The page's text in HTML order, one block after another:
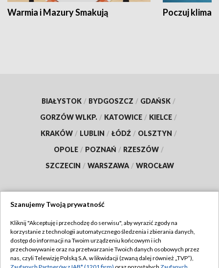
Warmia i Mazury Smakują Poczuj klimat
BIAŁYSTOK / BYDGOSZCZ / GDAŃSK /
GORZÓW WLKP. / KATOWICE / KIELCE /
KRAKÓW / LUBLIN / ŁÓDŹ / OLSZTYN /
OPOLE / POZNAŃ / RZESZÓW /
SZCZECIN / WARSZAWA / WROCŁAW
TVP
Abonament TVP
Emisja w TVP
Regulamin TVP
Szanujemy Twoją prywatność
Kliknij "Akceptuję i przechodzę do serwisu", aby wyrazić zgody na
korzystanie z technologii automatycznego śledzenia i zbierania danych,
dostęp do informacji na Twoim urządzeniu końcowym i ich
przechowywanie oraz na przetwarzanie Twoich danych osobowych przez
nas, czyli Telewizję Polską S.A. w likwidacji (zwaną dalej również „TVP”),